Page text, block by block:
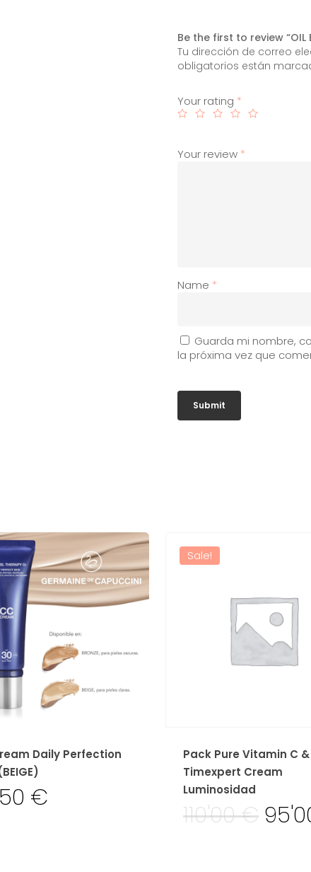
Be the first to review
Tu dirección de correo
obligatorios están
Your rating *
Your review *
Name *
Guarda mi nombre,
la próxima vez que
Daily Perfection
€
Sale!
Pack Pure Vitamin C &
Timexpert Cream
Luminosidad
110'00€